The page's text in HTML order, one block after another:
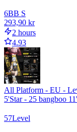
6BB S
293,90 kr
2 hours
4.93
All Platform - EU -
5'Star - 25 bangboo
57Level